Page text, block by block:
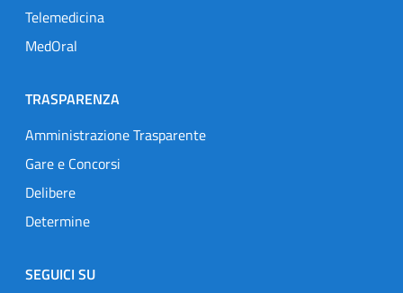
Telemedicina
MedOral
TRASPARENZA
Amministrazione Trasparente
Gare e Concorsi
Delibere
Determine
SEGUICI SU